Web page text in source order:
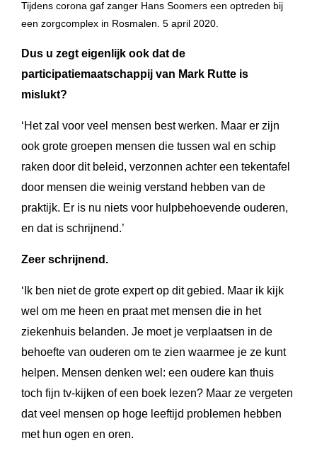
Tijdens corona gaf zanger Hans Soomers een optreden bij
een zorgcomplex in Rosmalen. 5 april 2020.
Dus u zegt eigenlijk ook dat de
participatiemaatschappij van Mark Rutte is
mislukt?
‘Het zal voor veel mensen best werken. Maar er zijn
ook grote groepen mensen die tussen wal en schip
raken door dit beleid, verzonnen achter een tekentafel
door mensen die weinig verstand hebben van de
praktijk. Er is nu niets voor hulpbehoevende ouderen,
en dat is schrijnend.’
Zeer schrijnend.
‘Ik ben niet de grote expert op dit gebied. Maar ik kijk
wel om me heen en praat met mensen die in het
ziekenhuis belanden. Je moet je verplaatsen in de
behoefte van ouderen om te zien waarmee je ze kunt
helpen. Mensen denken wel: een oudere kan thuis
toch fijn tv-kijken of een boek lezen? Maar ze vergeten
dat veel mensen op hoge leeftijd problemen hebben
met hun ogen en oren.